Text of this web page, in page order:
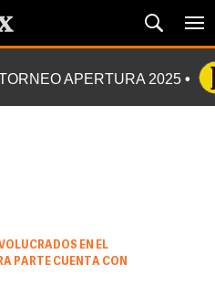
APERTURA 2025
EN EL
PARTE CUENTA CON